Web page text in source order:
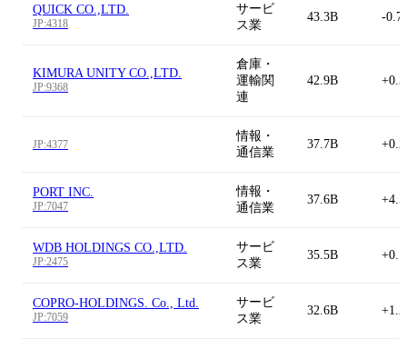
QUICK CO.,LTD.
JP:4318
サービ
ス業
43.3B -
KIMURA UNITY CO.,LTD.
JP:9368
倉庫・
運輸関
連
42.9B
JP:4377
情報・
通信業
37.7B
PORT INC.
JP:7047
情報・
通信業
37.6B
WDB HOLDINGS CO.,LTD.
JP:2475
サービ
ス業
35.5B
COPRO-HOLDINGS. Co., Ltd.
JP:7059
サービ
ス業
32.6B